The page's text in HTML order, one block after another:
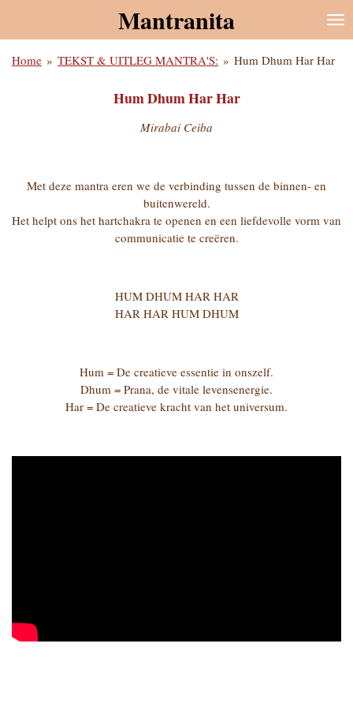
de
Mantranita
Home » TEKST & UITLEG MANTRA'S: » Hum Dhum Har Har
Hum Dhum Har Har
Mirabai Ceiba
Met deze mantra eren we de verbinding tussen de binnen- en
buitenwereld.
Het helpt ons het hartchakra te openen en een liefdevolle vorm van
communicatie te creëren.
HUM DHUM HAR HAR
HAR HAR HUM DHUM
Hum = De creatieve essentie in onszelf.
Dhum = Prana, de vitale levensenergie.
Har = De creatieve kracht van het universum.